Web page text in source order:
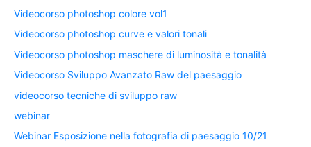
Videocorso photoshop colore vol1
Videocorso photoshop curve e valori tonali
Videocorso photoshop maschere di luminosità e tonalità
Videocorso Sviluppo Avanzato Raw del paesaggio
videocorso tecniche di sviluppo raw
webinar
Webinar Esposizione nella fotografia di paesaggio 10/21